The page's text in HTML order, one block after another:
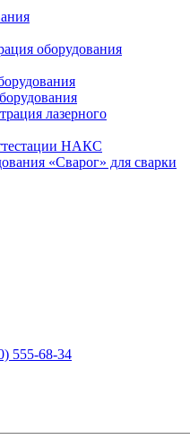
оборудования
лазерного
НАКС
«Сварог» для сварки
555-68-34